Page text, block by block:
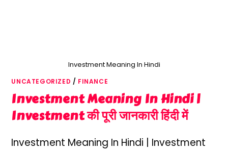
Investment Meaning In Hindi
UNCATEGORIZED / FINANCE
Investment Meaning In Hindi |
Investment की पूरी जानकारी हिंदी में
Investment Meaning In Hindi | Investment